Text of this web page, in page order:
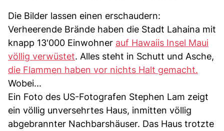
Die Bilder lassen einen erschaudern:
Verheerende Brände haben die Stadt Lahaina mit
knapp 13'000 Einwohner auf Hawaiis Insel Maui
völlig verwüstet. Alles steht in Schutt und Asche,
die Flammen haben vor nichts Halt gemacht.
Wobei...
Ein Foto des US-Fotografen Stephen Lam zeigt
ein völlig unversehrtes Haus, inmitten völlig
abgebrannter Nachbarshäuser. Das Haus trotzte